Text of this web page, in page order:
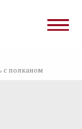
с полканом